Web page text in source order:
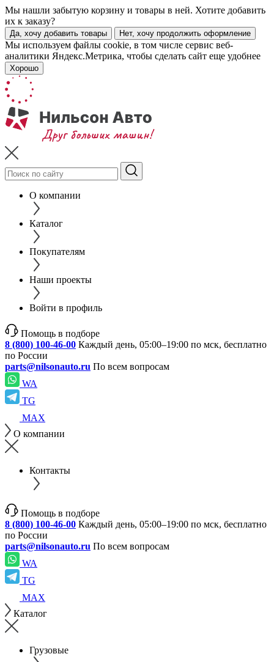
Мы нашли забытую корзину и товары в ней. Хотите добавить
их к заказу?
Да, хочу добавить товары Нет, хочу продолжить оформление
Мы используем файлы cookie, в том числе сервис веб-
аналитики Яндекс.Метрика, чтобы сделать сайт еще удобнее
Хорошо
О компании
Каталог
Покупателям
Наши проекты
Войти в профиль
Помощь в подборе
8 (800) 100-46-00 Каждый день, 05:00–19:00 по мск, бесплатно
по России
parts@nilsonauto.ru По всем вопросам
WA
TG
MAX
О компании
Контакты
Помощь в подборе
8 (800) 100-46-00 Каждый день, 05:00–19:00 по мск, бесплатно
по России
parts@nilsonauto.ru По всем вопросам
WA
TG
MAX
Каталог
Грузовые